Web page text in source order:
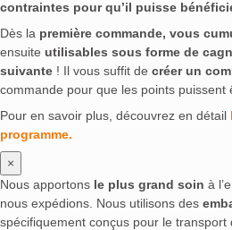
contraintes pour qu’il puisse
Dès la première commande, vous
ensuite utilisables sous forme de
suivante ! Il vous suffit de créer un
commande pour que les points puissent
Pour en savoir plus, découvrez en détail
programme.
×
Nous apportons le plus grand soin à
nous expédions. Nous utilisons des
spécifiquement conçus pour le transport